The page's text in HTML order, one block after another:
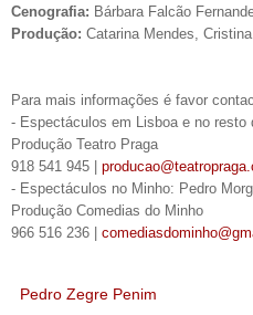
Cenografia: Bárbara Falcão
Produção: Catarina Mendes,
Para mais informações é favor
- Espectáculos em Lisboa e no resto
Produção Teatro Praga
918 541 945 |
- Espectáculos no Minho: Pedro
Produção Comedias do Minho
966 516 236 |
Pedro Zegre Penim